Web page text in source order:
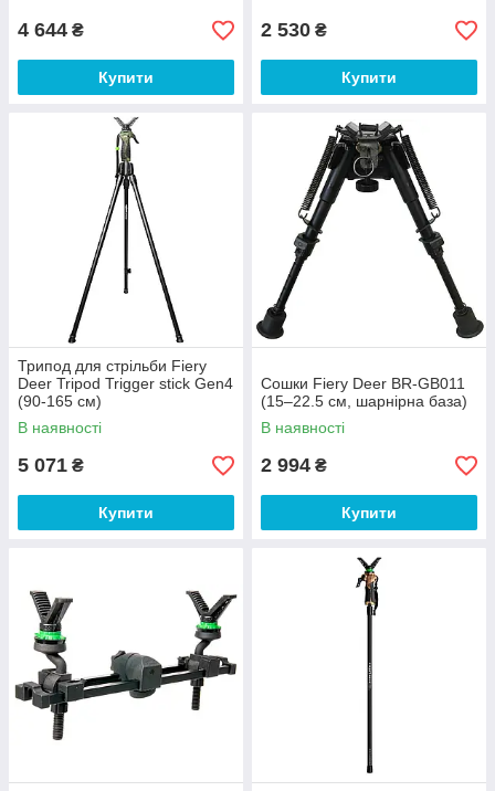
4 644 ₴
Купити
2 530 ₴
Купити
Трипод для стрільби Fiery
Deer Tripod Trigger stick Gen4
(90-165 см)
В наявності
5 071 ₴
Купити
Сошки Fiery Deer BR-GB011
(15–22.5 см, шарнірна база)
В наявності
2 994 ₴
Купити